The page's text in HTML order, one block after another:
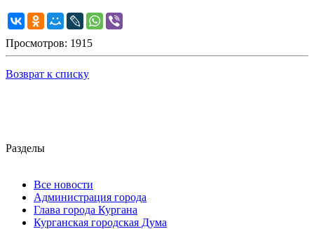
Просмотров: 1915
Возврат к списку
Разделы
Все новости
Администрация города
Глава города Кургана
Курганская городская Дума